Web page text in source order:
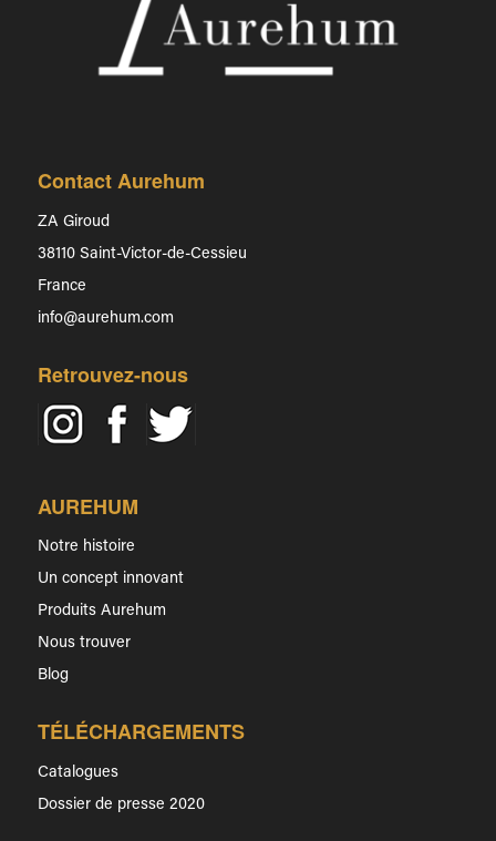
Contact Aurehum
ZA Giroud
38110 Saint-Victor-de-Cessieu
France
info@aurehum.com
Retrouvez-nous
AUREHUM
Notre histoire
Un concept innovant
Produits Aurehum
Nous trouver
Blog
TÉLÉCHARGEMENTS
Catalogues
Dossier de presse 2020